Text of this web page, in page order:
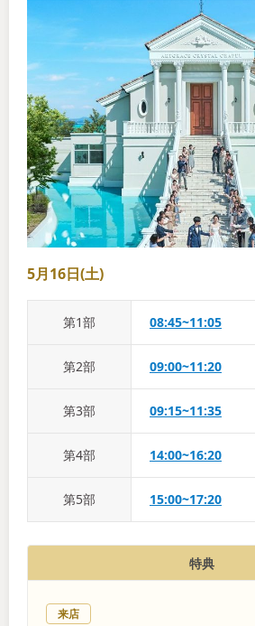
5月16日(土)
第1部 08:45~11:05
第2部 09:00~11:20
第3部 09:15~11:35
第4部 14:00~16:20
第5部 15:00~17:20
特典
来店